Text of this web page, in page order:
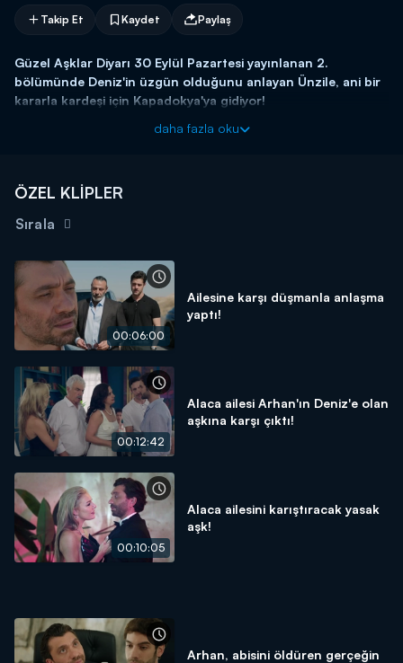
Takip Et Kaydet Paylaş
Güzel Aşklar Diyarı 30 Eylül Pazartesi yayınlanan 2.
bölümünde Deniz'in üzgün olduğunu anlayan Ünzile, ani bir
kararla kardeşi için Kapadokya'ya gidiyor!
Güzel Aşklar Diyarı yeni bölümleriyle Kanal D'de!
daha fazla oku
ÖZEL KLİPLER
Sırala
00:06:00
Ailesine karşı düşmanla anlaşma
yaptı!
00:12:42
Alaca ailesi Arhan'ın Deniz'e olan
aşkına karşı çıktı!
00:10:05
Alaca ailesini karıştıracak yasak
aşk!
Arhan, abisini öldüren gerçeğin